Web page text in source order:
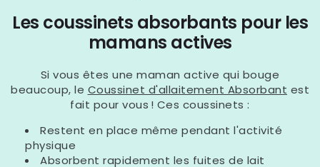
Les coussinets absorbants pour les
mamans actives
Si vous êtes une maman active qui bouge
beaucoup, le Coussinet d'allaitement Absorbant est
fait pour vous ! Ces coussinets :
Restent en place même pendant l'activité
physique
Absorbent rapidement les fuites de lait